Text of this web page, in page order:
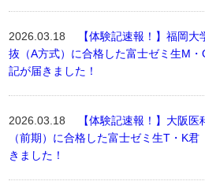
2026.03.18
【体験記速報！】福岡
抜（A方式）に合格した富士ゼミ生M
記が届きました！
2026.03.18
【体験記速報！】大阪
（前期）に合格した富士ゼミ生T・K
きました！